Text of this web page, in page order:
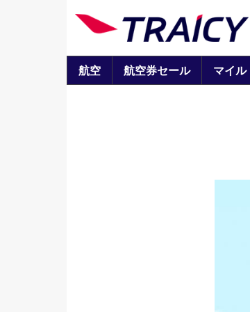
航空 航空券セール マイル